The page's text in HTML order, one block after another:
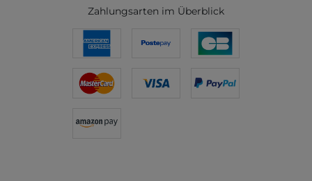
Zahlungsarten im Überblick